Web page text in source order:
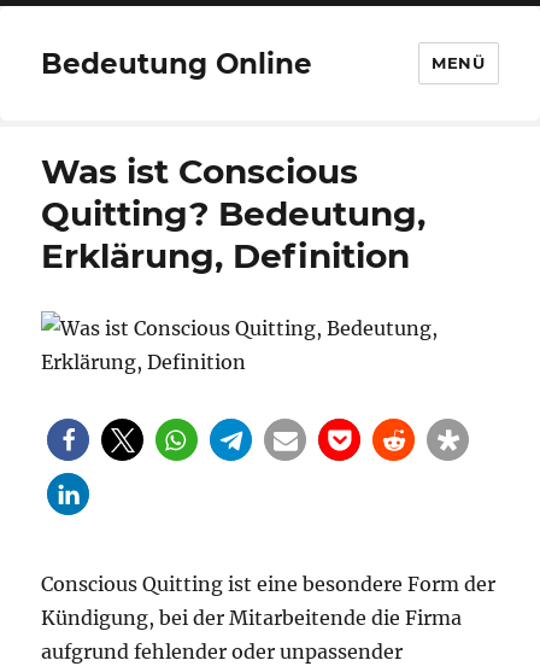
Bedeutung Online MENÜ
Was ist Conscious
Quitting? Bedeutung,
Erklärung, Definition
Conscious Quitting ist eine besondere Form der
Kündigung, bei der Mitarbeitende die Firma
aufgrund fehlender oder unpassender